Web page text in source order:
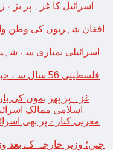
اسرائیل کا غزہ پر
فلسطینی 56
اسلامی ممالک
چین؛ وزیر خارجہ کے بعد